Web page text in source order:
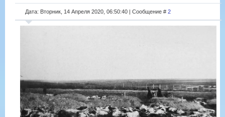
Дата: Вторник, 14 Апреля 2020, 06:50:40 | Сообщение # 2